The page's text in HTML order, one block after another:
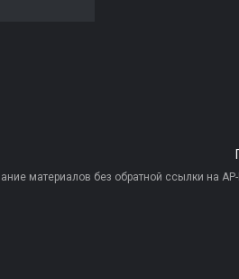
материалов без обратной ссылки на